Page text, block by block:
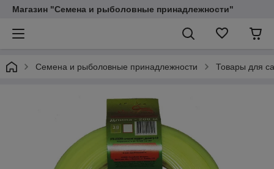
Магазин "Семена и рыболовные принадлежности"
Семена и рыболовные принадлежности Товары для